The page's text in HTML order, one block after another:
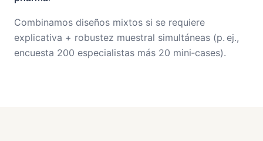
Combinamos diseños mixtos si se requiere
explicativa + robustez muestral simultáneas (p. ej.,
encuesta 200 especialistas más 20 mini‑cases).